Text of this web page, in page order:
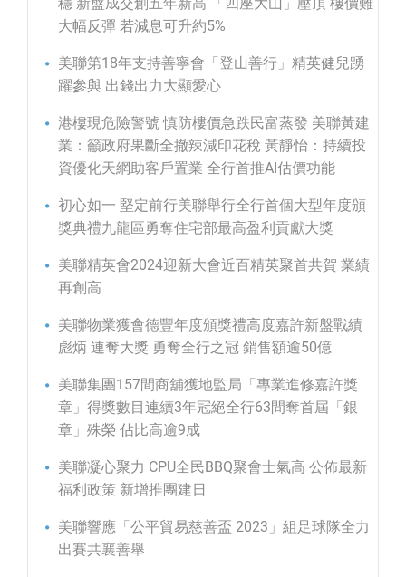
大幅反彈 若減息可升約5%
美聯第18年支持善寧會「登山善行」精英健兒踴
躍參與 出錢出力大顯愛心
港樓現危險警號 慎防樓價急跌民富蒸發 美聯黃建
業：籲政府果斷全撤辣減印花稅 黃靜怡：持續投
資優化天網助客戶置業 全行首推AI估價功能
初心如一 堅定前行美聯舉行全行首個大型年度頒
獎典禮九龍區勇奪住宅部最高盈利貢獻大獎
美聯精英會2024迎新大會近百精英聚首共賀 業績
再創高
美聯物業獲會德豐年度頒獎禮高度嘉許新盤戰績
彪炳 連奪大獎 勇奪全行之冠 銷售額逾50億
美聯集團157間商舖獲地監局「專業進修嘉許獎
章」得獎數目連續3年冠絕全行63間奪首屆「銀
章」殊榮 佔比高逾9成
美聯凝心聚力 CPU全民BBQ聚會士氣高 公佈最新
福利政策 新增推團建日
美聯響應「公平貿易慈善盃 2023」組足球隊全力
出賽共襄善舉